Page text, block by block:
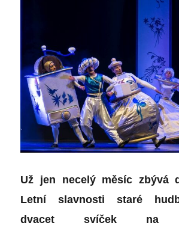
Už jen necelý měsíc zbývá
Letní slavnosti staré
dvacet svíček na